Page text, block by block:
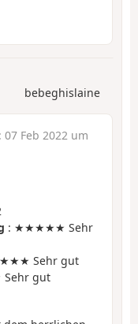
bebeghislaine
07 Feb 2022 um
: ★★★★★ Sehr
Sehr gut
gut